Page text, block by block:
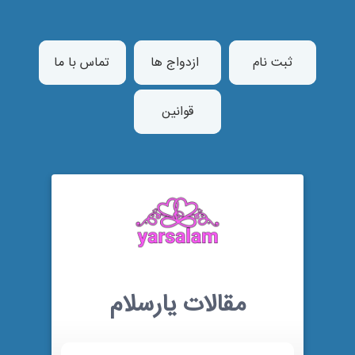
ثبت نام ازدواج ها تماس با ما
قوانین
مقالات یارسلام